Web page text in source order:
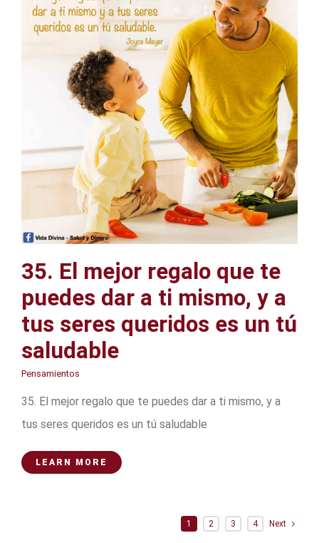
35. El mejor regalo que te
puedes dar a ti mismo, y a
tus seres queridos es un tú
saludable
Pensamientos
35. El mejor regalo que te puedes dar a ti mismo, y a
tus seres queridos es un tú saludable
LEARN MORE
1 2 3 4 Next